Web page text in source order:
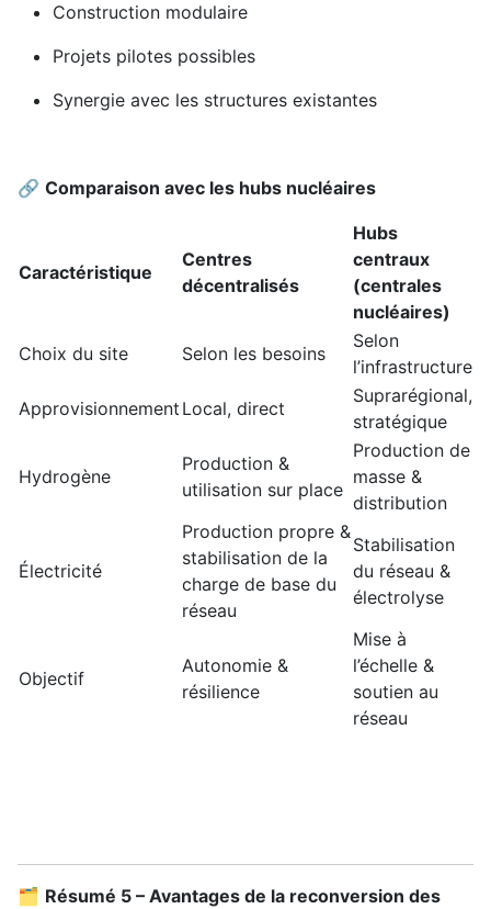
Construction modulaire
Projets pilotes possibles
Synergie avec les structures existantes
🔗 Comparaison avec les hubs nucléaires
Caractéristique
Centres
décentralisés
Hubs
centraux
(centrales
nucléaires)
Choix du site
Selon les besoins
Selon
l’infrastructure
Approvisionnement Local, direct
Suprarégional,
stratégique
Hydrogène
Production &
utilisation sur place
Production de
masse &
distribution
Électricité
Production propre &
stabilisation de la
charge de base du
réseau
Stabilisation
du réseau &
électrolyse
Objectif
Autonomie &
résilience
Mise à
l’échelle &
soutien au
réseau
🗂️ Résumé 5 – Avantages de la reconversion des